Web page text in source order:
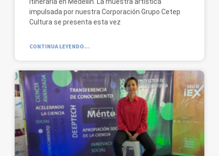
impulsada por nuestra Corporación Grupo Cetep
Cultura se presenta esta vez
CONTINUA LEYENDO...